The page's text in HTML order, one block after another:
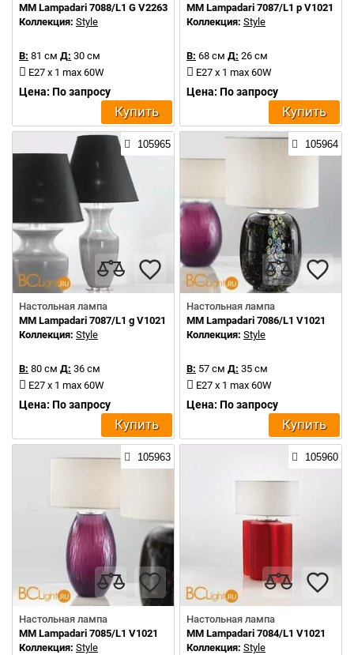
MM Lampadari 7088/L1 G V2263
Коллекция: Style
В: 81 см Д: 30 см
E27 x 1 max 60W
Цена: По запросу
Купить
MM Lampadari 7087/L1 p V1021
Коллекция: Style
В: 68 см Д: 26 см
E27 x 1 max 60W
Цена: По запросу
Купить
105965
Настольная лампа
MM Lampadari 7087/L1 g V1021
Коллекция: Style
В: 80 см Д: 36 см
E27 x 1 max 60W
Цена: По запросу
Купить
105964
Настольная лампа
MM Lampadari 7086/L1 V1021
Коллекция: Style
В: 57 см Д: 35 см
E27 x 1 max 60W
Цена: По запросу
Купить
105963
Настольная лампа
MM Lampadari 7085/L1 V1021
Коллекция: Style
105960
Настольная лампа
MM Lampadari 7084/L1 V1021
Коллекция: Style